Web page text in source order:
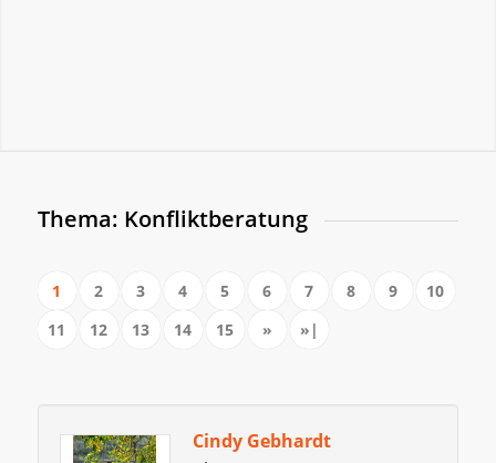
Thema: Konfliktberatung
1 2 3 4 5 6 7 8 9
10
11
12 13 14 15 » »|
Cindy Gebhardt